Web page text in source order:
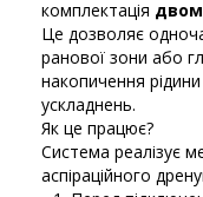
комплектація
Це дозволяє
ранової зони або
накопичення
ускладнень.
Як це працює?
Система реалізує
аспіраційного